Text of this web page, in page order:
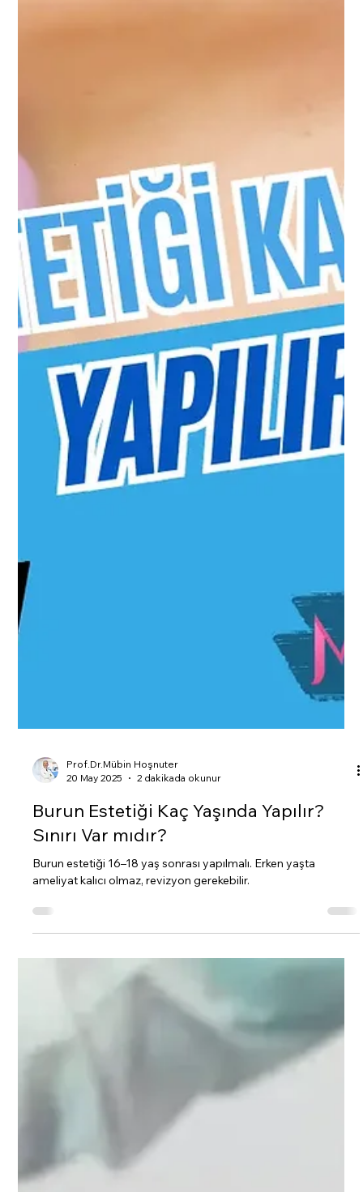
Burun Estetiği Kaç Yaşında Yapılır?
Sınırı Var mıdır?
Burun estetiği 16–18 yaş sonrası yapılmalı. Erken yaşta
ameliyat kalıcı olmaz, revizyon gerekebilir.